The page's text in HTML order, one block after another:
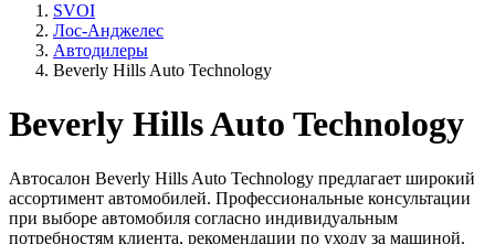
SVOI
Лос-Анджелес
Автодилеры
Beverly Hills Auto Technology
Beverly Hills Auto Technology
Автосалон Beverly Hills Auto Technology предлагает широкий
ассортимент автомобилей. Профессиональные консультации
при выборе автомобиля согласно индивидуальным
потребностям клиента, рекомендации по уходу за машиной.